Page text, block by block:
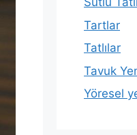
Tartlar
Tatlılar
Tavuk
Yöresel